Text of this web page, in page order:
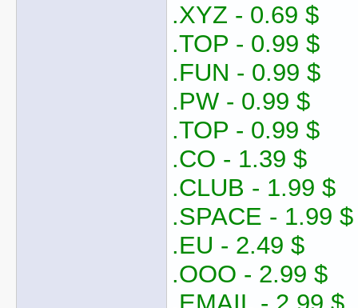
.XYZ - 0.69 $
.TOP - 0.99 $
.FUN - 0.99 $
.PW - 0.99 $
.TOP - 0.99 $
.CO - 1.39 $
.CLUB - 1.99 $
.SPACE - 1.99 $
.EU - 2.49 $
.OOO - 2.99 $